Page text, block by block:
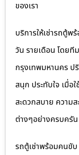
ของเรา
บริการให้เช่ารถตู้
วัน รายเดือน โดย
กรุงเทพมหานคร ป
สนุก ประทับใจ เมื่อ
สะดวกสบาย ความ
ต่างๆอย่างครบครัน
รถตู้เช่าพร้อมคนขับ